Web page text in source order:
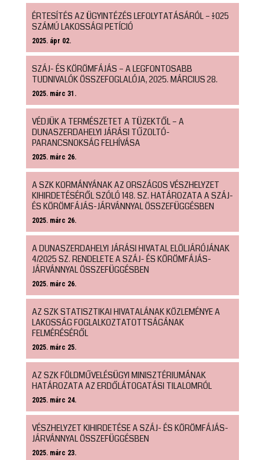
ÉRTESÍTÉS AZ ÜGYINTÉZÉS LEFOLYTATÁSÁRÓL – 1/2025
SZÁMÚ LAKOSSÁGI PETÍCIÓ
2025. ápr 02.
SZÁJ- ÉS KÖRÖMFÁJÁS – A LEGFONTOSABB
TUDNIVALÓK ÖSSZEFOGLALÓJA, 2025. MÁRCIUS 28.
2025. márc 31.
VÉDJÜK A TERMÉSZETET A TÜZEKTŐL – A
DUNASZERDAHELYI JÁRÁSI TŰZOLTÓ-
PARANCSNOKSÁG FELHÍVÁSA
2025. márc 26.
A SZK KORMÁNYÁNAK AZ ORSZÁGOS VÉSZHELYZET
KIHIRDETÉSÉRŐL SZÓLÓ 148. SZ. HATÁROZATA A SZÁJ-
ÉS KÖRÖMFÁJÁS-JÁRVÁNNYAL ÖSSZEFÜGGÉSBEN
2025. márc 26.
A DUNASZERDAHELYI JÁRÁSI HIVATAL ELÖLJÁRÓJÁNAK
4/2025 SZ. RENDELETE A SZÁJ- ÉS KÖRÖMFÁJÁS-
JÁRVÁNNYAL ÖSSZEFÜGGÉSBEN
2025. márc 26.
AZ SZK STATISZTIKAI HIVATALÁNAK KÖZLEMÉNYE A
LAKOSSÁG FOGLALKOZTATOTTSÁGÁNAK
FELMÉRÉSÉRŐL
2025. márc 25.
AZ SZK FÖLDMŰVELÉSÜGYI MINISZTÉRIUMÁNAK
HATÁROZATA AZ ERDŐLÁTOGATÁSI TILALOMRÓL
2025. márc 24.
VÉSZHELYZET KIHIRDETÉSE A SZÁJ- ÉS KÖRÖMFÁJÁS-
JÁRVÁNNYAL ÖSSZEFÜGGÉSBEN
2025. márc 23.